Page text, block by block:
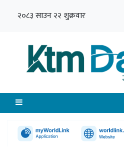
२०८३ साउन २२ शुक्रवार